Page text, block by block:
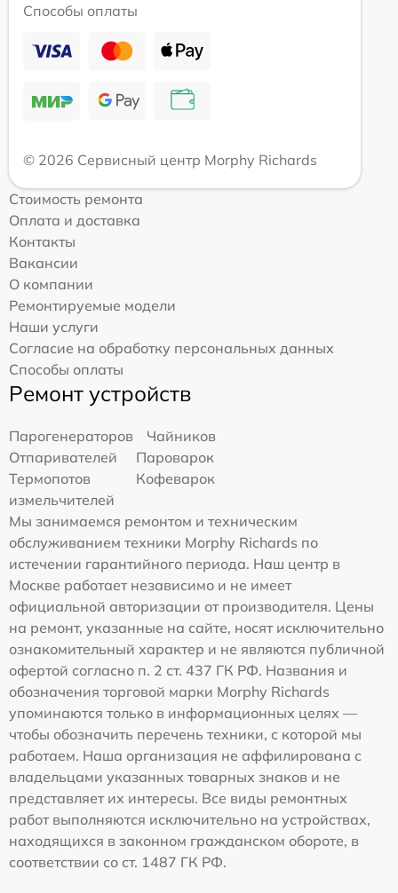
Способы оплаты
© 2026 Сервисный центр Morphy Richards
Стоимость ремонта
Оплата и доставка
Контакты
Вакансии
О компании
Ремонтируемые модели
Наши услуги
Согласие на обработку персональных данных
Способы оплаты
Ремонт устройств
Парогенераторов
Чайников
Отпаривателей
Пароварок
Термопотов
Кофеварок
измельчителей
Мы занимаемся ремонтом и техническим
обслуживанием техники Morphy Richards по
истечении гарантийного периода. Наш центр в
Москве работает независимо и не имеет
официальной авторизации от производителя. Цены
на ремонт, указанные на сайте, носят исключительно
ознакомительный характер и не являются публичной
офертой согласно п. 2 ст. 437 ГК РФ. Названия и
обозначения торговой марки Morphy Richards
упоминаются только в информационных целях —
чтобы обозначить перечень техники, с которой мы
работаем. Наша организация не аффилирована с
владельцами указанных товарных знаков и не
представляет их интересы. Все виды ремонтных
работ выполняются исключительно на устройствах,
находящихся в законном гражданском обороте, в
соответствии со ст. 1487 ГК РФ.